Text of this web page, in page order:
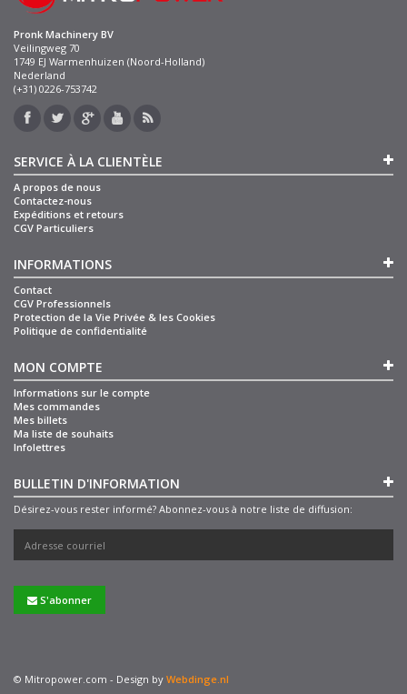
Pronk Machinery BV
Veilingweg 70
1749 EJ Warmenhuizen (Noord-Holland)
Nederland
(+31) 0226-753742
SERVICE À LA CLIENTÈLE
A propos de nous
Contactez-nous
Expéditions et retours
CGV Particuliers
INFORMATIONS
Contact
CGV Professionnels
Protection de la Vie Privée & les Cookies
Politique de confidentialité
MON COMPTE
Informations sur le compte
Mes commandes
Mes billets
Ma liste de souhaits
Infolettres
BULLETIN D'INFORMATION
Désirez-vous rester informé? Abonnez-vous à notre liste de diffusion:
S'abonner
© Mitropower.com - Design by Webdinge.nl